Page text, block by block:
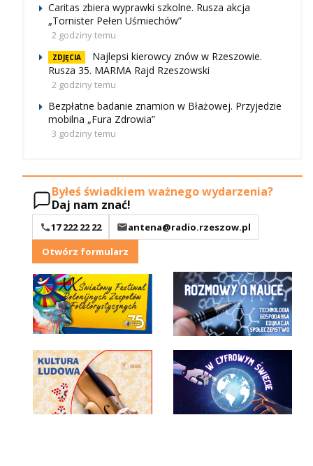
Caritas zbiera wyprawki szkolne. Rusza akcja
„Tornister Pełen Uśmiechów”
2 godziny temu
ZDJĘCIA
Najlepsi kierowcy znów w Rzeszowie.
Rusza 35. MARMA Rajd Rzeszowski
2 godziny temu
Bezpłatne badanie znamion w Błażowej. Przyjedzie
mobilna „Fura Zdrowia”
3 godziny temu
Byłeś świadkiem ważnego wydarzenia?
Daj nam znać!
17 222 22 22
antena@radio.rzeszow.pl
Otwórz formularz